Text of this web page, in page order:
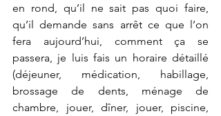
en rond, qu’il ne sait pas quoi faire,
qu’il demande sans arrêt ce que l’on
fera aujourd’hui, comment ça se
passera, je luis fais un horaire détaillé
(déjeuner, médication, habillage,
brossage de dents, ménage de
chambre, jouer, dîner, jouer, piscine,